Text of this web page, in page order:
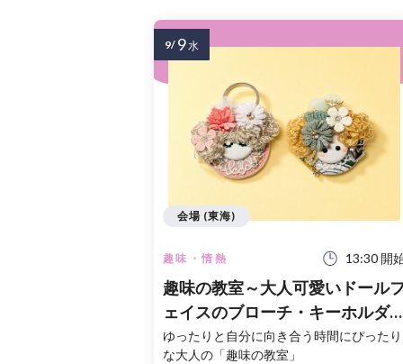
趣味・情熱 13:30 開
趣味の教室～大人可愛いドール
ェイスのブローチ・キーホルダ
つくり～【事前申込】
ゆったりと自分に向き合う時間にぴったり
な大人の「趣味の教室」
会場 (東海)
9/ 9水